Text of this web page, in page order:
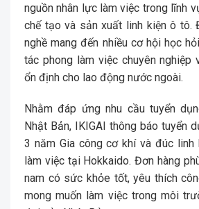
nguồn nhân lực làm việc trong lĩnh
chế tạo và sản xuất linh kiện ô tô.
nghề mang đến nhiều cơ hội học
tác phong làm việc chuyên nghiệp
ổn định cho lao động nước ngoài.
Nhằm đáp ứng nhu cầu tuyển
Nhật Bản, IKIGAI thông báo tuyển
3 năm Gia công cơ khí và đúc
làm việc tại Hokkaido. Đơn hàng
nam có sức khỏe tốt, yêu thích
mong muốn làm việc trong môi